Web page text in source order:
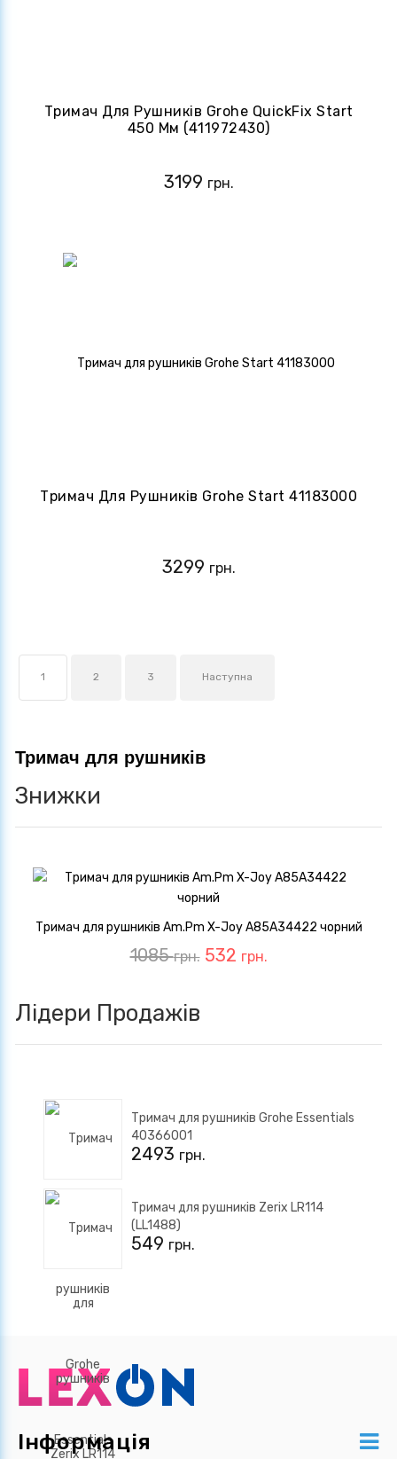
Тримач Для Рушників Grohe QuickFix Start
450 Мм (411972430)
3199 грн.
Тримач Для Рушників Grohe Start 41183000
3299 грн.
1 2 3 Наступна
Тримач для рушників
Знижки
Тримач для рушників Am.Pm X-Joy A85A34422 чорний
1085грн. 532 грн.
Лідери Продажів
Тримач для рушників Grohe Essentials
40366001
2493 грн.
Тримач для рушників Zerix LR114
(LL1488)
549 грн.
Інформація